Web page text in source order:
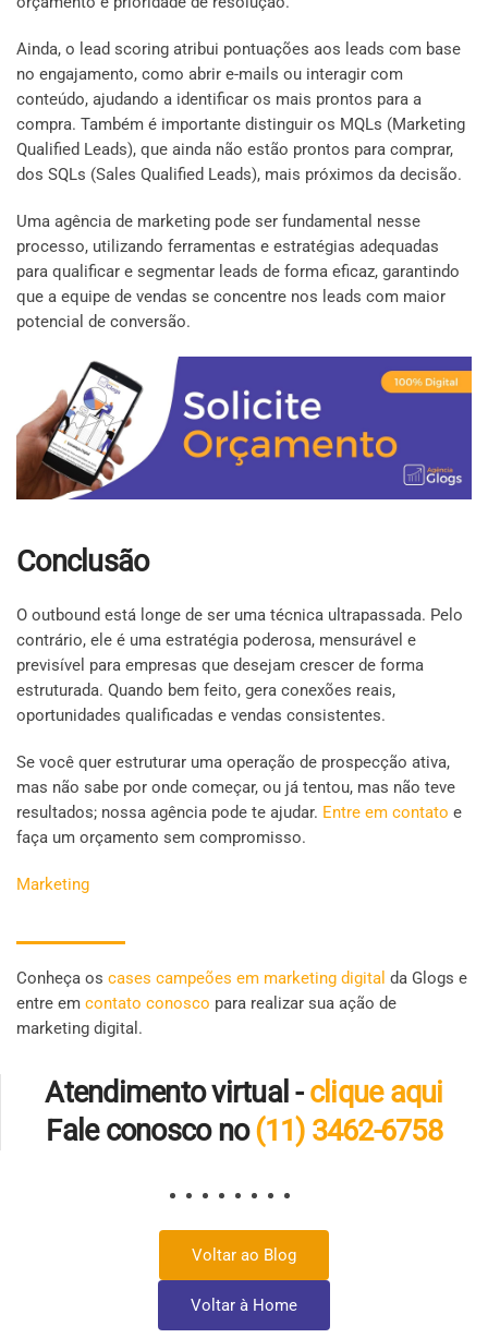
Ainda, o lead scoring atribui pontuações aos leads com base
no engajamento, como abrir e-mails ou interagir com
conteúdo, ajudando a identificar os mais prontos para a
compra. Também é importante distinguir os MQLs (Marketing
Qualified Leads), que ainda não estão prontos para comprar,
dos SQLs (Sales Qualified Leads), mais próximos da decisão.
Uma agência de marketing pode ser fundamental nesse
processo, utilizando ferramentas e estratégias adequadas
para qualificar e segmentar leads de forma eficaz, garantindo
que a equipe de vendas se concentre nos leads com maior
potencial de conversão.
Conclusão
O outbound está longe de ser uma técnica ultrapassada. Pelo
contrário, ele é uma estratégia poderosa, mensurável e
previsível para empresas que desejam crescer de forma
estruturada. Quando bem feito, gera conexões reais,
oportunidades qualificadas e vendas consistentes.
Se você quer estruturar uma operação de prospecção ativa,
mas não sabe por onde começar, ou já tentou, mas não teve
resultados; nossa agência pode te ajudar. Entre em contato e
faça um orçamento sem compromisso.
Marketing
Conheça os cases campeões em marketing digital da Glogs e
entre em contato conosco para realizar sua ação de
marketing digital.
Atendimento virtual -clique aqui
Fale conosco no(11) 3462-6758
Voltar ao Blog
Voltar à Home